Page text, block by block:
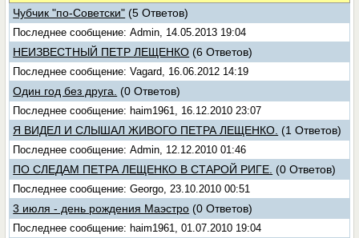
Чубчик "по-Советски" (5 Ответов)
Последнее сообщение: Admin, 14.05.2013 19:04
НЕИЗВЕСТНЫЙ ПЕТР ЛЕЩЕНКО (6 Ответов)
Последнее сообщение: Vagard, 16.06.2012 14:19
Один год без друга. (0 Ответов)
Последнее сообщение: haim1961, 16.12.2010 23:07
Я ВИДЕЛ И СЛЫШАЛ ЖИВОГО ПЕТРА ЛЕЩЕНКО. (1 Ответов)
Последнее сообщение: Admin, 12.12.2010 01:46
ПО СЛЕДАМ ПЕТРА ЛЕЩЕНКО В СТАРОЙ РИГЕ. (0 Ответов)
Последнее сообщение: Georgo, 23.10.2010 00:51
3 июля - день рождения Маэстро (0 Ответов)
Последнее сообщение: haim1961, 01.07.2010 19:04